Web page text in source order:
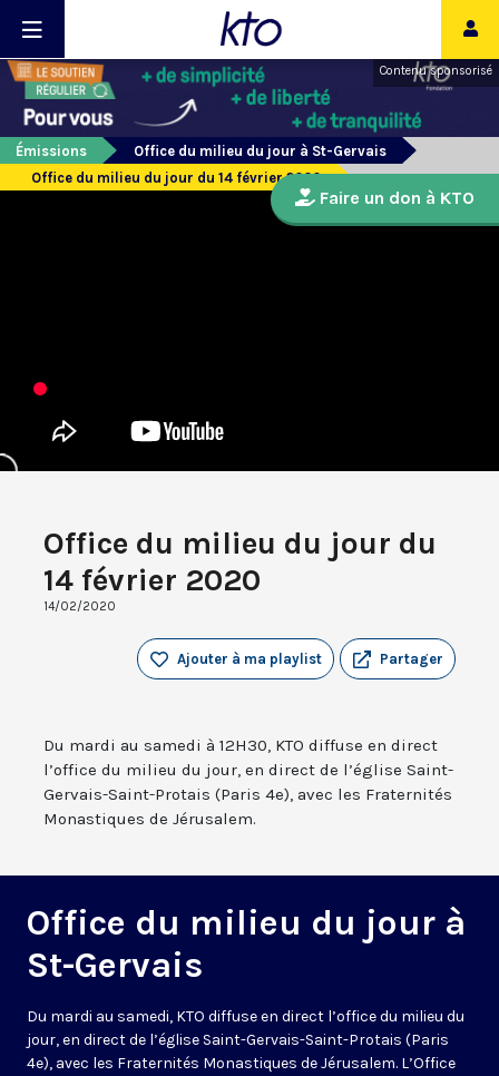
Contenu sponsorisé
Émissions
Office du milieu du jour à St-Gervais
Office du milieu du jour du 14 février 2020
Office du milieu du jour du
14 février 2020
14/02/2020
Partager
Ajouter à ma playlist
Du mardi au samedi à 12H30, KTO diffuse en direct
l’office du milieu du jour, en direct de l’église Saint-
Gervais-Saint-Protais (Paris 4e), avec les Fraternités
Monastiques de Jérusalem.
Office du milieu du jour à
St-Gervais
Du mardi au samedi, KTO diffuse en direct l’office du milieu du
jour, en direct de l’église Saint-Gervais-Saint-Protais (Paris
4e), avec les Fraternités Monastiques de Jérusalem. L’Office
Faire un don à KTO